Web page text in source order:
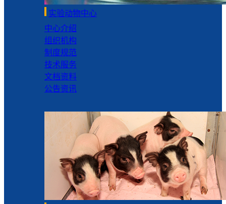
实验动物中心
中心介绍
组织机构
制度规范
技术服务
文档资料
公告资讯